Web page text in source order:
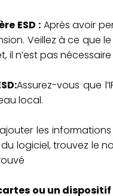
ESD :Après avoir
Veillez à ce que
n’est pas
Assurez-vous que
local.
les informations
logiciel, trouvez le
ou un